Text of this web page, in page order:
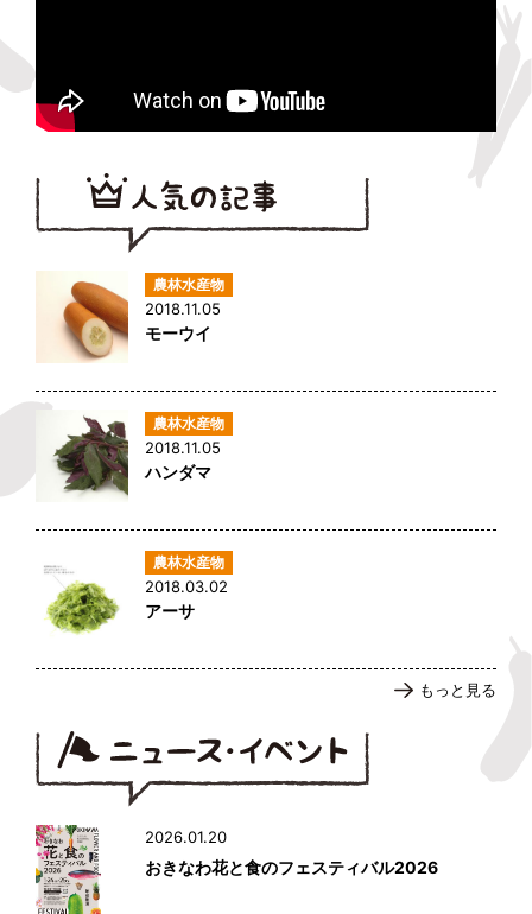
2018.11.05
モーウイ
2018.11.05
ハンダマ
2018.03.02
アーサ
もっと見る
2026.01.20
おきなわ花と食のフェスティバル2026